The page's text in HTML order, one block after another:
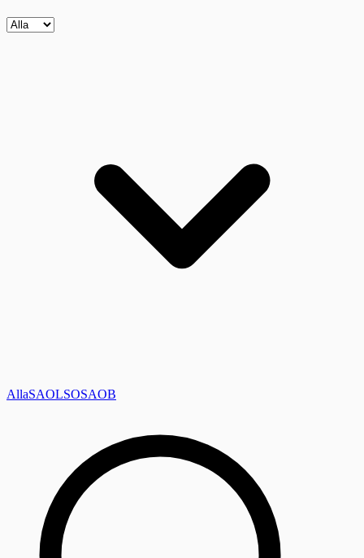
AllaSAOLSOSAOB